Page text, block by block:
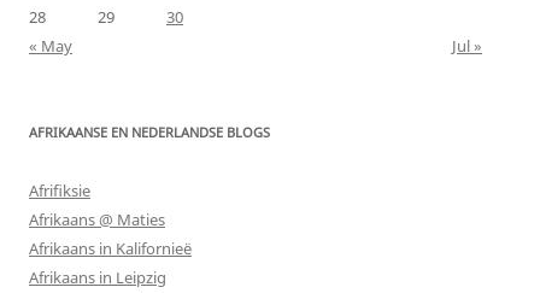
28
29
30
« May
Jul »
AFRIKAANSE EN NEDERLANDSE BLOGS
Afrifiksie
Afrikaans @ Maties
Afrikaans in Kalifornieë
Afrikaans in Leipzig